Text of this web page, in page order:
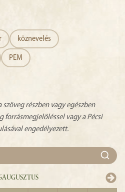
köznevelés
PEM
részben vagy egészben
forrásmegjelöléssel vagy a Pécsi
engedélyezett.
Augusztus